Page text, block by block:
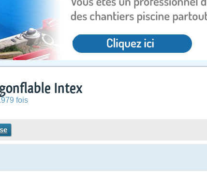
Intex
fois